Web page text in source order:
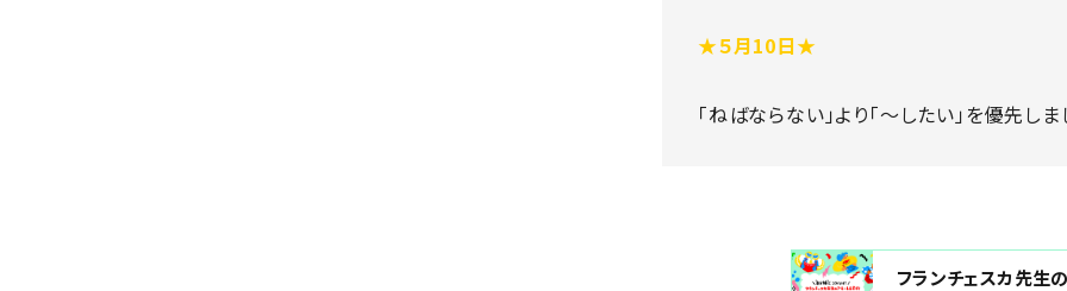
★５月10日★
「ねばならない」より「～したい」を優先しま
フランチェスカ先生